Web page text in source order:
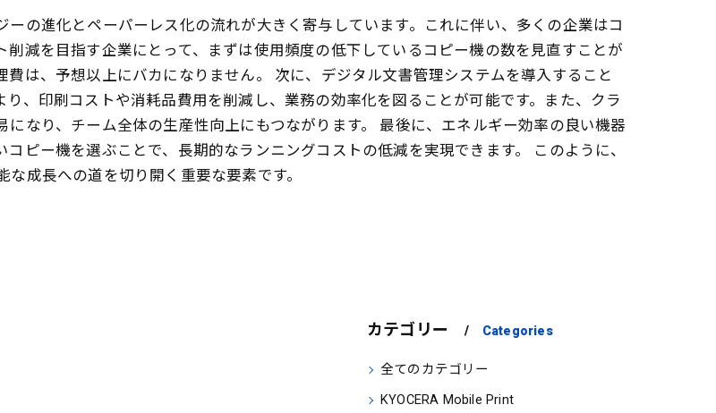
の進化とペーパーレス化の流れが大きく寄与しています。これに伴い、多くの企業はコ
減を目指す企業にとって、まずは使用頻度の低下しているコピー機の数を見直すことが
は、予想以上にバカになりません。 次に、デジタル文書管理システムを導入すること
、印刷コストや消耗品費用を削減し、業務の効率化を図ることが可能です。また、クラ
なり、チーム全体の生産性向上にもつながります。 最後に、エネルギー効率の良い機器
ピー機を選ぶことで、長期的なランニングコストの低減を実現できます。 このように、
成長への道を切り開く重要な要素です。
カテゴリー Categories
全てのカテゴリー
KYOCERA Mobile Print